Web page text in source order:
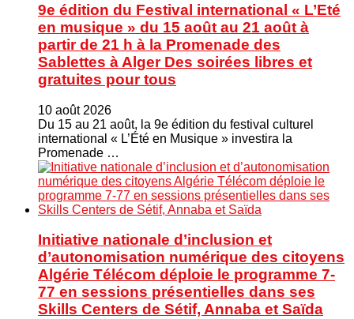
9e édition du Festival international « L’Eté
en musique » du 15 août au 21 août à
partir de 21 h à la Promenade des
Sablettes à Alger Des soirées libres et
gratuites pour tous
10 août 2026
Du 15 au 21 août, la 9e édition du festival culturel
international « L’Été en Musique » investira la
Promenade …
Initiative nationale d’inclusion et
d’autonomisation numérique des citoyens
Algérie Télécom déploie le programme 7-
77 en sessions présentielles dans ses
Skills Centers de Sétif, Annaba et Saïda